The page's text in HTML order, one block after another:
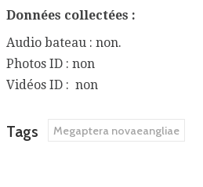
Données collectées :
Audio bateau : non.
Photos ID : non
Vidéos ID : non
Tags Megaptera novaeangliae